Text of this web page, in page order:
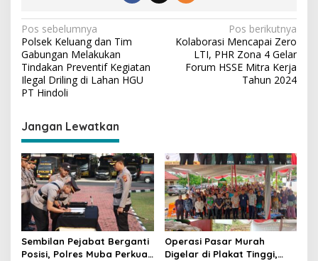
N
a
v
i
a
s
i
p
o
s
Pos sebelumnya
Polsek Keluang dan Tim
Gabungan Melakukan
Tindakan Preventif Kegiatan
Ilegal Driling di Lahan HGU
PT Hindoli
Pos berikutnya
Kolaborasi Mencapai Zero
LTI, PHR Zona 4 Gelar
Forum HSSE Mitra Kerja
Tahun 2024
Jangan Lewatkan
Sembilan Pejabat Berganti
Posisi, Polres Muba Perkuat
Operasi Pasar Murah
Digelar di Plakat Tinggi,